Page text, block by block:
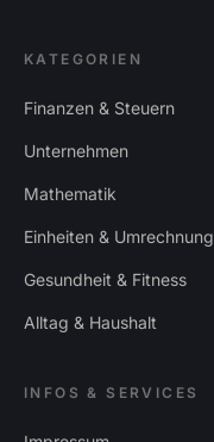
KATEGORIEN
Finanzen & Steuern
Unternehmen
Mathematik
Einheiten & Umrechnung
Gesundheit & Fitness
Alltag & Haushalt
INFOS & SERVICES